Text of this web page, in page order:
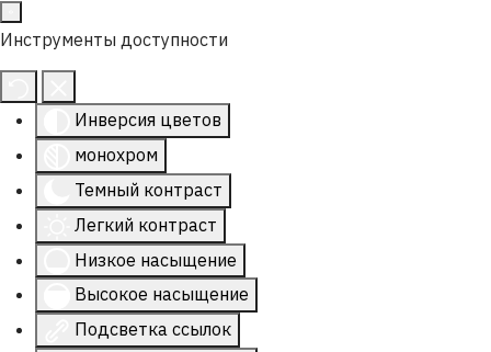
Инструменты доступности
Инверсия цветов
монохром
Темный контраст
Легкий контраст
Низкое насыщение
Высокое насыщение
Подсветка ссылок